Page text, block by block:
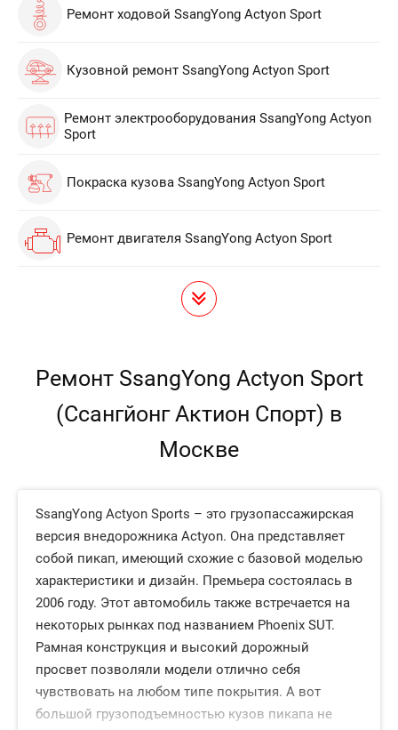
Ремонт ходовой SsangYong Actyon Sport
Кузовной ремонт SsangYong Actyon Sport
Ремонт электрооборудования SsangYong Actyon
Sport
Покраска кузова SsangYong Actyon Sport
Ремонт двигателя SsangYong Actyon Sport
Ремонт SsangYong Actyon Sport
(Ссангйонг Актион Спорт) в
Москве
SsangYong Actyon Sports – это грузопассажирская
версия внедорожника Actyon. Она представляет
собой пикап, имеющий схожие с базовой моделью
характеристики и дизайн. Премьера состоялась в
2006 году. Этот автомобиль также встречается на
некоторых рынках под названием Phoenix SUT.
Рамная конструкция и высокий дорожный
просвет позволяли модели отлично себя
чувствовать на любом типе покрытия. А вот
большой грузоподъемностью кузов пикапа не